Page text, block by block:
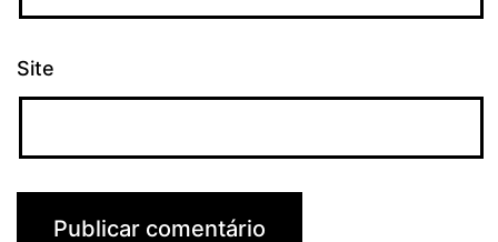
Site